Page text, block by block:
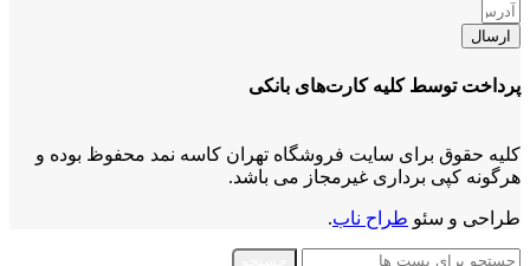
ارسال
پرداخت توسط کلیه کارت‌های بانکی
کلیه حقوق برای سایت فروشگاه تهران کاسه نمد محفوظ بوده و
هرگونه کپی برداری غیرمجاز می باشد.
طراحی و سئو طراح ناب.